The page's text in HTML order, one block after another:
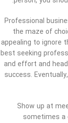
Professional
the maze of
appealing to ignore
best seeking
and effort and
success.
Show up at
sometimes a